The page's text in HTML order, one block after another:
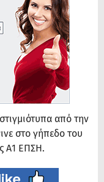
από την
στο γήπεδο του
Α1 ΕΠΣΗ.